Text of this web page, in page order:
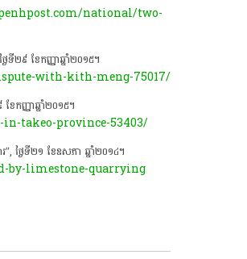
national/two-
ទី២៩ ខែកញ្ញា​ឆ្នាំ​២០១៥។
with-kith-meng-75017/
ែកញ្ញា​ឆ្នាំ​២០១៥។
takeo-province-53403/
ថ្ងៃទី២១ ខែឧសភា ឆ្នាំ២០១៤។
by-limestone-quarrying